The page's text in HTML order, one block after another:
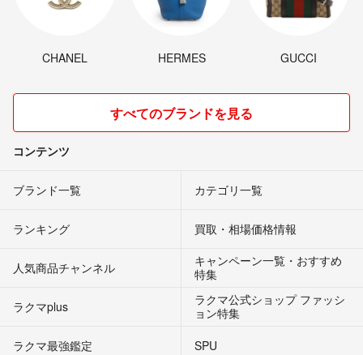
CHANEL HERMES GUCCI
すべてのブランドを見る
コンテンツ
ブランド一覧 カテゴリ一覧
ランキング 買取・相場価格情報
人気商品チャンネル
キャンペーン一覧・おすすめ
特集
ラクマplus
ラクマ公式ショップ ファッシ
ョン特集
ラクマ最強鑑定
SPU